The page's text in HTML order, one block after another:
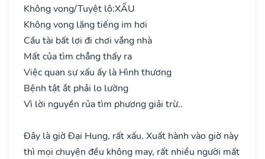
Không vong/Tuyệt lộ:XẤU
Không vong lặng tiếng im hơi
Cầu tài bất lợi đi chơi vắng nhà
Mất của tìm chẳng thấy ra
Việc quan sự xấu ấy là Hình thương
Bệnh tật ắt phải lo lường
Vì lời nguyền rủa tìm phương giải trừ..
Đây là giờ Đại Hung, rất xấu. Xuất hành vào giờ này
thì mọi chuyện đều không may, rất nhiều người mất